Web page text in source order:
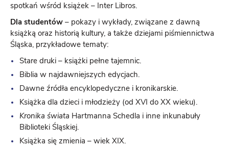
spotkań wśród książek – Inter Libros.
Dla studentów – pokazy i wykłady, związane z dawną
książką oraz historią kultury, a także dziejami piśmiennictwa
Śląska, przykładowe tematy:
Stare druki – książki pełne tajemnic.
Biblia w najdawniejszych edycjach.
Dawne źródła encyklopedyczne i kronikarskie.
Książka dla dzieci i młodzieży (od XVI do XX wieku).
Kronika świata Hartmanna Schedla i inne inkunabuły
Biblioteki Śląskiej.
Książka się zmienia – wiek XIX.